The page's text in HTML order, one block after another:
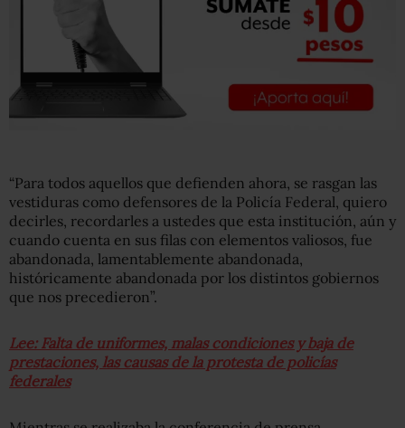
“Para todos aquellos que defienden ahora, se rasgan las
vestiduras como defensores de la Policía Federal, quiero
decirles, recordarles a ustedes que esta institución, aún y
cuando cuenta en sus filas con elementos valiosos, fue
abandonada, lamentablemente abandonada,
históricamente abandonada por los distintos gobiernos
que nos precedieron”.
Lee: Falta de uniformes, malas condiciones y baja de
prestaciones, las causas de la protesta de policías
federales